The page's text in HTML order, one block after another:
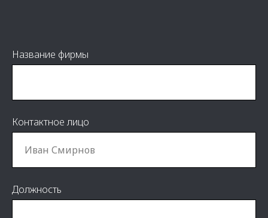
Название фирмы
Контактное лицо
Должность